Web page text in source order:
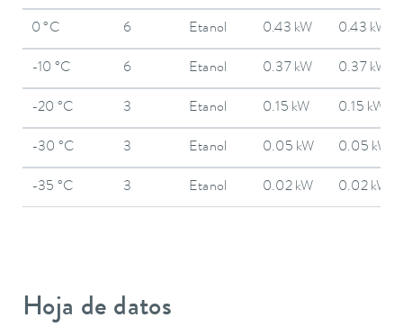
0 °C 6 Etanol 0.43 kW 0.43 kW
-10 °C 6 Etanol 0.37 kW 0.37 kW
-20 °C 3 Etanol 0.15 kW 0.15 kW
-30 °C 3 Etanol 0.05 kW 0.05 kW
-35 °C 3 Etanol 0.02 kW 0.02 kW
Hoja de datos